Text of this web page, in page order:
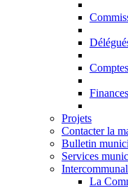
Projets
Contacter la
Bulletin
Services
La